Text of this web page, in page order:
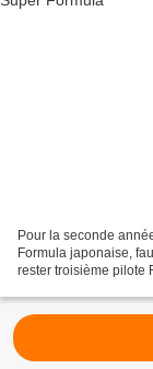
Pour la seconde
Formula japonaise,
rester troisième pilote